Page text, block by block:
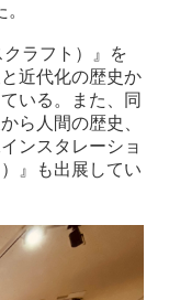
ラフト）』を
近代化の歴史か
いる。また、同
ら人間の歴史、
ンスタレーショ
』も出展してい